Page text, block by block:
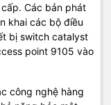
Các bản phát
khai các bộ điều
bị switch catalyst
point 9105 vào
công nghệ hàng